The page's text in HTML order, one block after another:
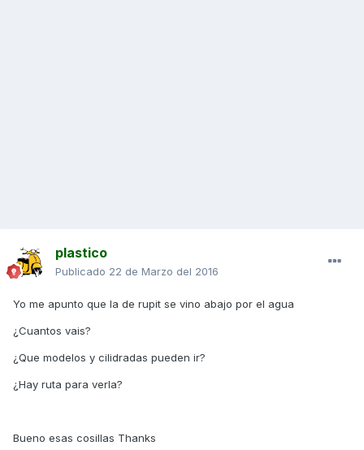
plastico
Publicado 22 de Marzo del 2016
Yo me apunto que la de rupit se vino abajo por el agua
¿Cuantos vais?
¿Que modelos y cilidradas pueden ir?
¿Hay ruta para verla?
Bueno esas cosillas Thanks